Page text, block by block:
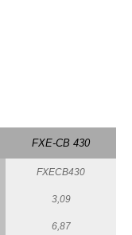
FXE-CB 430
FXECB430
3,09
6,87